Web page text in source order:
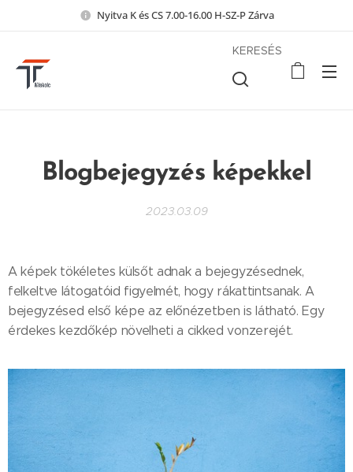
Nyitva K és CS 7.00-16.00 H-SZ-P Zárva
KERESÉS
Blogbejegyzés képekkel
2023.03.09
A képek tökéletes külsőt adnak a bejegyzésednek,
felkeltve látogatóid figyelmét, hogy rákattintsanak. A
bejegyzésed első képe az előnézetben is látható. Egy
érdekes kezdőkép növelheti a cikked vonzerejét.